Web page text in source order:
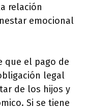
relación
emocional
que el pago de
legal
de los hijos y
Si se tiene